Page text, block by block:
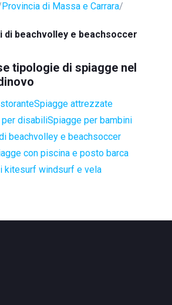
Provincia di Massa e Carrara
di beachvolley e beachsoccer
tipologie di spiagge nel
Spiagge attrezzate
disabiliSpiagge per bambini
beachvolley e beachsoccer
con piscina e posto barca
kitesurf windsurf e vela